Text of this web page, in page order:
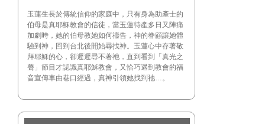
玉蓮生長於傳統信仰的家庭中，只有身為助產士的
伯母是真耶穌教會的信徒，當玉蓮待產多日又陣痛
加劇時，她的伯母教她如何禱告，神的眷顧讓她體
驗到神，回到台北後開始尋找神。玉蓮心中存著敬
拜耶穌的心，卻遲遲尋不著祂，直到看到「真光之
聲」節目才認識真耶穌教會，又恰巧遇到教會的福
音宣傳車由巷口經過，真神引領她找到祂…。